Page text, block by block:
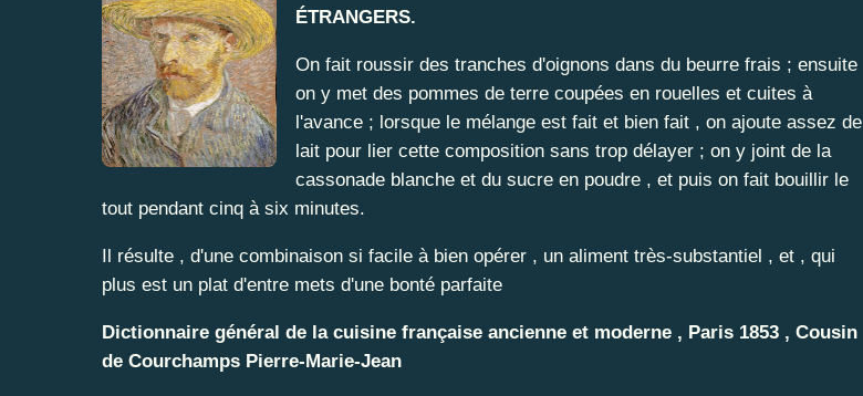
ÉTRANGERS.
On fait roussir des tranches d'oignons dans du beurre frais ; ensuite
on y met des pommes de terre coupées en rouelles et cuites à
l'avance ; lorsque le mélange est fait et bien fait , on ajoute assez de
lait pour lier cette composition sans trop délayer ; on y joint de la
cassonade blanche et du sucre en poudre , et puis on fait bouillir le
tout pendant cinq à six minutes.
Il résulte , d'une combinaison si facile à bien opérer , un aliment très-substantiel , et , qui
plus est un plat d'entre mets d'une bonté parfaite
Dictionnaire général de la cuisine française ancienne et moderne , Paris 1853 , Cousin
de Courchamps Pierre-Marie-Jean